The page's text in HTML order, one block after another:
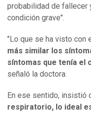
probabilidad de fallecer
condición grave".
"Lo que se ha visto con
más similar los
síntomas que tenía el
señaló la doctora.
En ese sentido, insistió
respiratorio, lo ideal